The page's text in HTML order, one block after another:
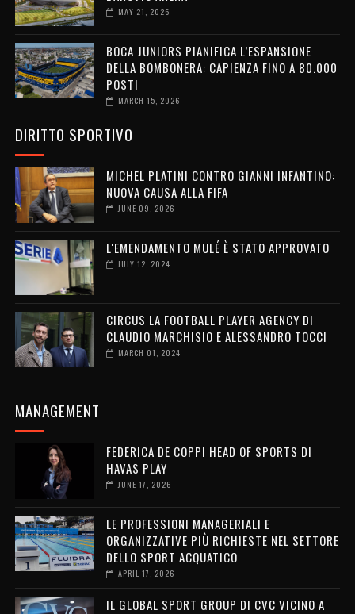
MAY 21, 2026
BOCA JUNIORS PIANIFICA L’ESPANSIONE
DELLA BOMBONERA: CAPIENZA FINO A 80.000
POSTI
MARCH 15, 2026
DIRITTO SPORTIVO
MICHEL PLATINI CONTRO GIANNI INFANTINO:
NUOVA CAUSA ALLA FIFA
JUNE 09, 2026
L'EMENDAMENTO MULÉ È STATO APPROVATO
JULY 12, 2024
CIRCUS LA FOOTBALL PLAYER AGENCY DI
CLAUDIO MARCHISIO E ALESSANDRO TOCCI
MARCH 01, 2024
MANAGEMENT
FEDERICA DE COPPI HEAD OF SPORTS DI
HAVAS PLAY
JUNE 17, 2026
LE PROFESSIONI MANAGERIALI E
ORGANIZZATIVE PIÙ RICHIESTE NEL SETTORE
DELLO SPORT ACQUATICO
APRIL 17, 2026
IL GLOBAL SPORT GROUP DI CVC VICINO A